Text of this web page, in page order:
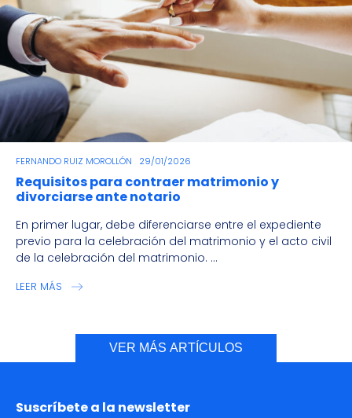
FERNANDO RUIZ MOROLLÓN 29/01/2026
Requisitos para contraer matrimonio y
divorciarse ante notario
En primer lugar, debe diferenciarse entre el expediente
previo para la celebración del matrimonio y el acto civil
de la celebración del matrimonio. ...
LEER MÁS
VER MÁS ARTÍCULOS
Suscríbete a la newsletter